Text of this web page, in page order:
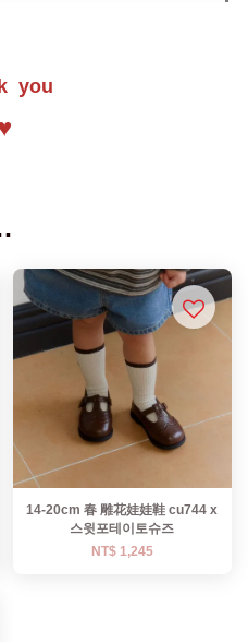
you
14-20cm 春 雕花娃娃鞋 cu744 x
스윗포테이토슈즈
NT$ 1,245